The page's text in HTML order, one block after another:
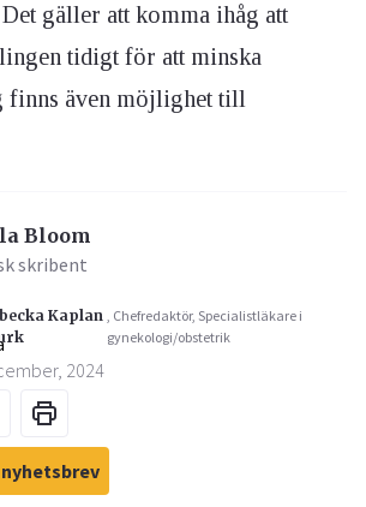
gäller att komma ihåg att
tidigt för att minska
finns även möjlighet till
Bloom
skribent
Kaplan , Chefredaktör, Specialistläkare i
gynekologi/obstetrik
2024